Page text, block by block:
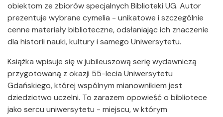
obiektom ze zbiorów specjalnych Biblioteki UG. Autor
prezentuje wybrane cymelia - unikatowe i szczególnie
cenne materiały biblioteczne, odsłaniając ich znaczenie
dla historii nauki, kultury i samego Uniwersytetu.
Książka wpisuje się w jubileuszową serię wydawniczą
przygotowaną z okazji 55-lecia Uniwersytetu
Gdańskiego, której wspólnym mianownikiem jest
dziedzictwo uczelni. To zarazem opowieść o bibliotece
jako sercu uniwersytetu - miejscu, w którym